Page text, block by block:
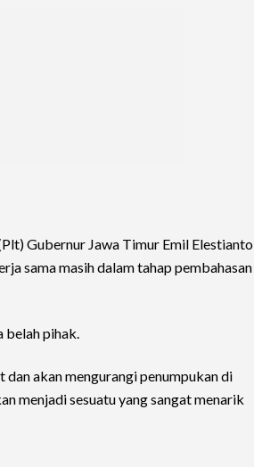
Gubernur Jawa Timur Emil Elestianto
sama masih dalam tahap pembahasan
belah pihak.
dan akan mengurangi penumpukan di
menjadi sesuatu yang sangat menarik